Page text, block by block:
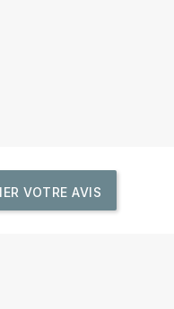
VOTRE AVIS